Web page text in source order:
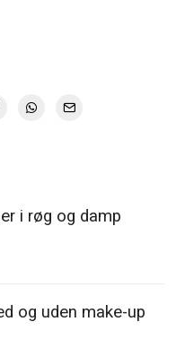
i røg og damp
og uden make-up